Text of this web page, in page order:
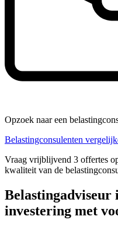
Opzoek naar een
Belastingconsulenten
Vraag vrijblijvend 3 offertes
kwaliteit van de
Belastingadviseur
investering met